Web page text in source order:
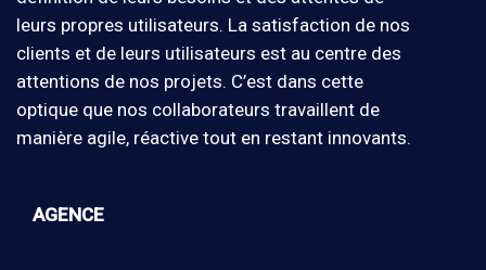
leurs propres utilisateurs. La satisfaction de nos
clients et de leurs utilisateurs est au centre des
attentions de nos projets. C’est dans cette
optique que nos collaborateurs travaillent de
manière agile, réactive tout en restant innovants.
AGENCE